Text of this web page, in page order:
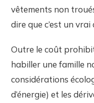
vêtements non
dire que c’est un vrai
Outre le coût
habiller une famille
considérations
d’énergie) et les